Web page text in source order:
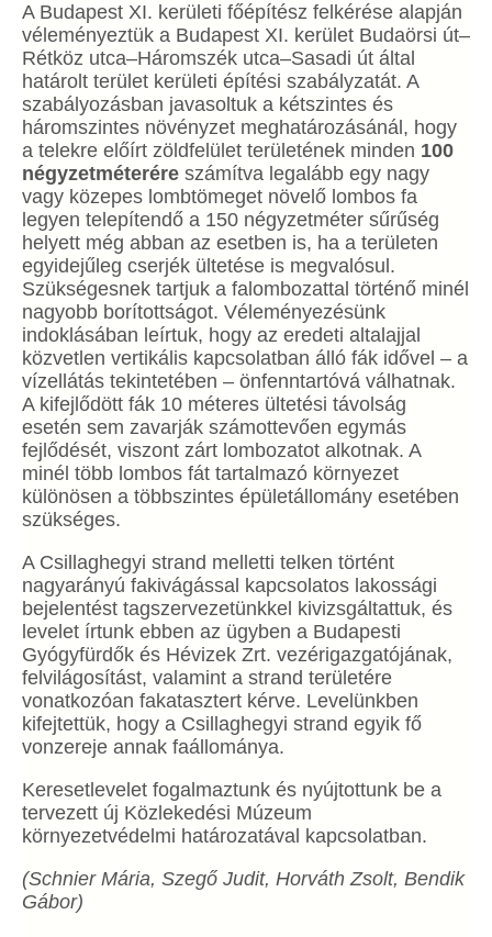
A Budapest XI. kerületi főépítész felkérése alapján
véleményeztük a Budapest XI. kerület Budaörsi út–
Rétköz utca–Háromszék utca–Sasadi út által
határolt terület kerületi építési szabályzatát. A
szabályozásban javasoltuk a kétszintes és
háromszintes növényzet meghatározásánál, hogy
a telekre előírt zöldfelület területének minden 100
négyzetméterére számítva legalább egy nagy
vagy közepes lombtömeget növelő lombos fa
legyen telepítendő a 150 négyzetméter sűrűség
helyett még abban az esetben is, ha a területen
egyidejűleg cserjék ültetése is megvalósul.
Szükségesnek tartjuk a falombozattal történő minél
nagyobb borítottságot. Véleményezésünk
indoklásában leírtuk, hogy az eredeti altalajjal
közvetlen vertikális kapcsolatban álló fák idővel – a
vízellátás tekintetében – önfenntartóvá válhatnak.
A kifejlődött fák 10 méteres ültetési távolság
esetén sem zavarják számottevően egymás
fejlődését, viszont zárt lombozatot alkotnak. A
minél több lombos fát tartalmazó környezet
különösen a többszintes épületállomány esetében
szükséges.
A Csillaghegyi strand melletti telken történt
nagyarányú fakivágással kapcsolatos lakossági
bejelentést tagszervezetünkkel kivizsgáltattuk, és
levelet írtunk ebben az ügyben a Budapesti
Gyógyfürdők és Hévizek Zrt. vezérigazgatójának,
felvilágosítást, valamint a strand területére
vonatkozóan fakatasztert kérve. Levelünkben
kifejtettük, hogy a Csillaghegyi strand egyik fő
vonzereje annak faállománya.
Keresetlevelet fogalmaztunk és nyújtottunk be a
tervezett új Közlekedési Múzeum
környezetvédelmi határozatával kapcsolatban.
(Schnier Mária, Szegő Judit, Horváth Zsolt, Bendik
Gábor)